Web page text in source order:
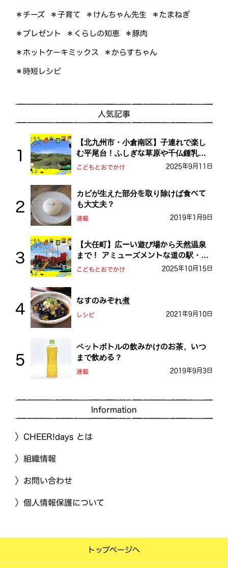
＊チーズ ＊子育て ＊けんちゃん先生 ＊たまねぎ
＊プレゼント ＊くらしの知恵 ＊豚肉
＊ホットケーキミックス ＊からすちゃん
＊時短レシピ
人気記事
【北九州市・小倉南区】子連れで楽し
む平尾台！ふしぎな草原や千仏鍾乳洞
を探検しよう！
こどもとおでかけ 2025年9月11日
カビが生えた部分を取り除けば食べて
も大丈夫？
連載 2019年1月9日
【大任町】広ーい遊び場から天然温泉
まで！ アミューズメントな道の駅・お
おとう桜街道
こどもとおでかけ 2025年10月15日
なすのみぞれ煮
レシピ 2021年9月10日
ペットボトルの飲みかけのお茶、いつ
まで飲める？
連載 2019年9月3日
Information
CHEER!days とは
組織情報
お問い合わせ
個人情報保護について
トップページへ